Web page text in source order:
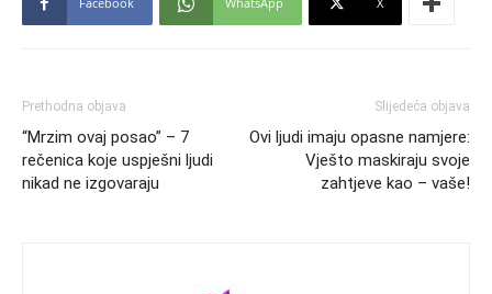
Prethodna objava
“Mrzim ovaj posao” – 7
rečenica koje uspješni ljudi
nikad ne izgovaraju
Slijedeća objava
Ovi ljudi imaju opasne namjere:
Vješto maskiraju svoje
zahtjeve kao – vaše!